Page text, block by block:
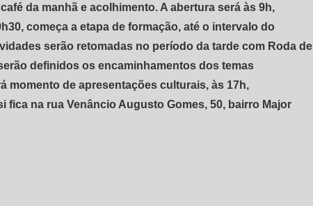
da manhã e acolhimento. A abertura será às 9h,
começa a etapa de formação, até o intervalo do
serão retomadas no período da tarde com Roda de
definidos os encaminhamentos dos temas
momento de apresentações culturais, às 17h,
fica na rua Venâncio Augusto Gomes, 50, bairro Major